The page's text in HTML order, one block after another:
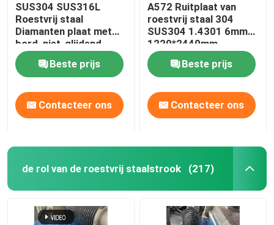
SUS304 SUS316L
Roestvrij staal
Diamanten plaat met
bord, niet-glijdend,
geblazen plaat
3*1500*3000 mm
Beste prijs
Contacteer ons
A572 Ruitplaat van
roestvrij staal 304
SUS304 1.4301 6mm
1220*2440mm
Ruitplaat
Beste prijs
Contacteer ons
de rol van de roestvrij staalstrook (217)